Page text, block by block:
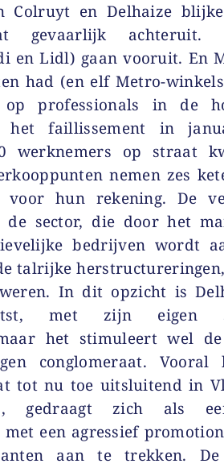
Colruyt en Delhaize
gevaarlijk achteruit.
en Lidl) gaan vooruit. En
had (en elf Metro-
professionals in de
het faillissement in
werknemers op straat
nemen zes
hun rekening. De
sector, die door het
bedrijven wordt
talrijke
In dit opzicht is
met zijn eigen
het stimuleert wel
conglomeraat. Vooral
tot nu toe uitsluitend in
gedraagt zich als
een agressief
aan te trekken. De